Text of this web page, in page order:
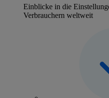
Einblicke in die
Verbrauchern weltweit